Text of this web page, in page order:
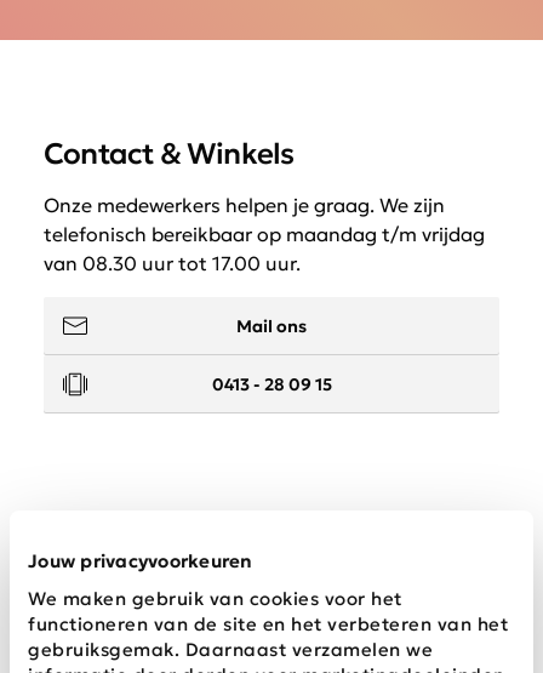
Jouw privacyvoorkeuren
We maken gebruik van cookies voor het
functioneren van de site en het verbeteren van het
gebruiksgemak. Daarnaast verzamelen we
Contact & Winkels
Onze medewerkers helpen je graag. We zijn
telefonisch bereikbaar op maandag t/m vrijdag
van 08.30 uur tot 17.00 uur.
Mail ons
0413 - 28 09 15
Wij zijn Schijvens mode